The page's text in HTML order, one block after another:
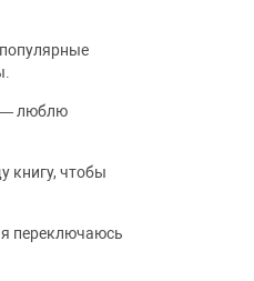
— люблю
книгу, чтобы
переключаюсь